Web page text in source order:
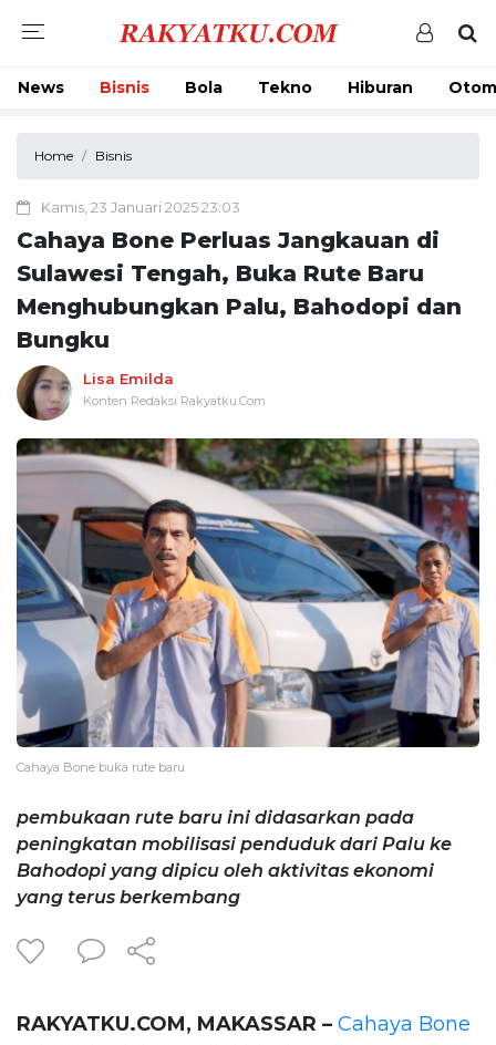
News Bisnis Bola Tekno Hiburan
Home Bisnis
Kamis, 23 Januari 2025 23:03
Cahaya Bone Perluas Jangkauan di
Sulawesi Tengah, Buka Rute Baru
Menghubungkan Palu, Bahodopi dan
Bungku
Lisa Emilda
Konten Redaksi Rakyatku.Com
Cahaya Bone buka rute baru
pembukaan rute baru ini didasarkan pada
peningkatan mobilisasi penduduk dari Palu ke
Bahodopi yang dipicu oleh aktivitas ekonomi
yang terus berkembang
RAKYATKU.COM, MAKASSAR – Cahaya Bone